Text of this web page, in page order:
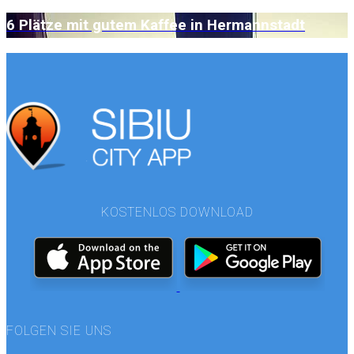
6 Plätze mit gutem Kaffee in Hermannstadt
KOSTENLOS DOWNLOAD
FOLGEN SIE UNS